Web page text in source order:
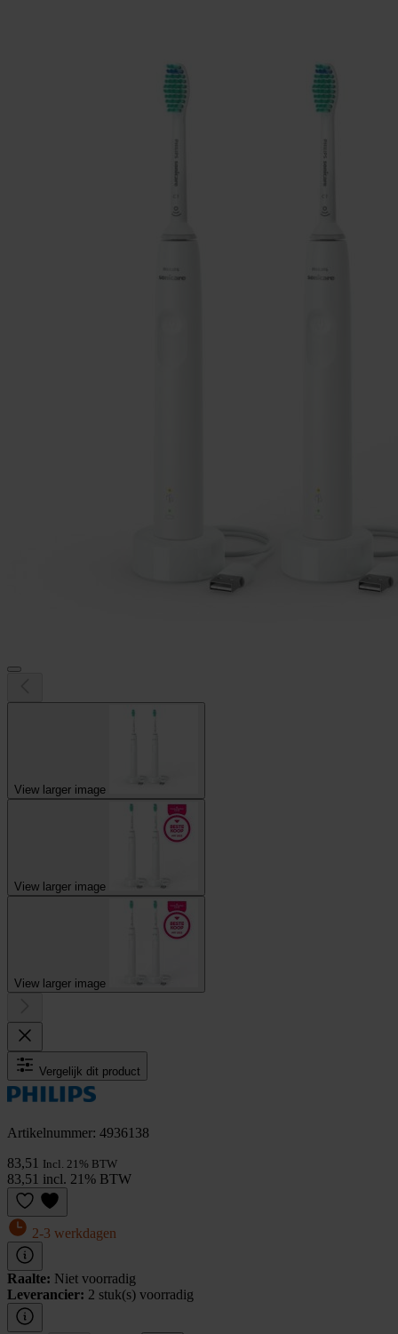
View larger image
View larger image
View larger image
Vergelijk dit product
Artikelnummer: 4936138
83,51 Incl. 21% BTW
83,51 incl. 21% BTW
2-3 werkdagen
Raalte: Niet voorradig
Leverancier: 2 stuk(s) voorradig